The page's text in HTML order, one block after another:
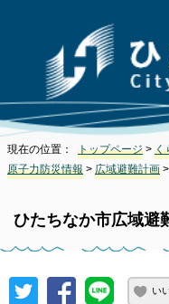
現在の位置： トップページ > く
原子力防災情報 > 広域避難計画
ひたちなか市広域避
い